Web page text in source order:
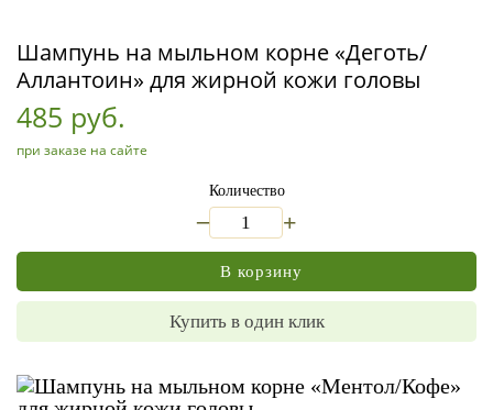
Шампунь на мыльном корне «Деготь/
Аллантоин» для жирной кожи головы
485 руб.
при заказе на сайте
Количество
+
В корзину
Купить в один клик